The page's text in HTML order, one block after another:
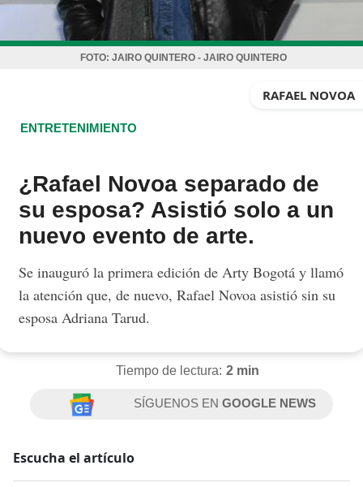
FOTO: JAIRO QUINTERO - JAIRO QUINTERO
RAFAEL NOVOA
ENTRETENIMIENTO
¿Rafael Novoa separado de
su esposa? Asistió solo a un
nuevo evento de arte.
Se inauguró la primera edición de Arty Bogotá y llamó
la atención que, de nuevo, Rafael Novoa asistió sin su
esposa Adriana Tarud.
Tiempo de lectura: 2 min
SÍGUENOS ENGOOGLE NEWS
Escucha el artículo